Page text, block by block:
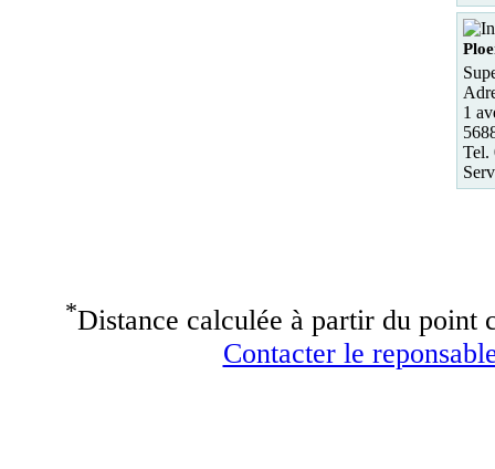
1
Tel.
*Distance calculée à partir du point
Contacter le